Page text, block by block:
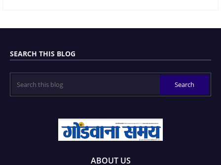
SEARCH THIS BLOG
ABOUT US